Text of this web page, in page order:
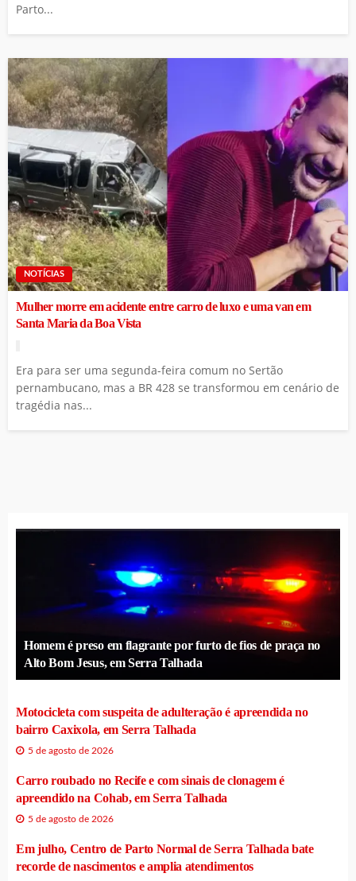
Parto...
NOTÍCIAS
Mulher morre em acidente entre carro de luxo e uma van em
Santa Maria da Boa Vista
Era para ser uma segunda-feira comum no Sertão
pernambucano, mas a BR 428 se transformou em cenário de
tragédia nas...
Homem é preso em flagrante por furto de fios de praça no
Alto Bom Jesus, em Serra Talhada
Motocicleta com suspeita de adulteração é apreendida no
bairro Caxixola, em Serra Talhada
5 de agosto de 2026
Carro roubado no Recife e com sinais de clonagem é
apreendido na Cohab, em Serra Talhada
5 de agosto de 2026
Em julho, Centro de Parto Normal de Serra Talhada bate
recorde de nascimentos e amplia atendimentos